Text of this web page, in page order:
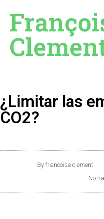
¿Limitar las
CO2?
By francoise clementi
No